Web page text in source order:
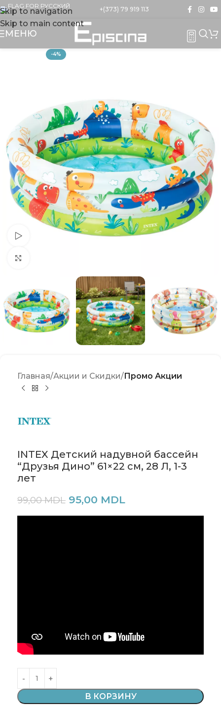
Skip to navigation
Skip to main content
+(373) 79 919 113
МЕНЮ
-4%
Watch video
Главная Акции и Скидки Промо Акции
INTEX Детский надувной бассейн
“Друзья Дино” 61×22 см, 28 Л, 1-3
лет
99,00MDL 95,00 MDL
В КОРЗИНУ